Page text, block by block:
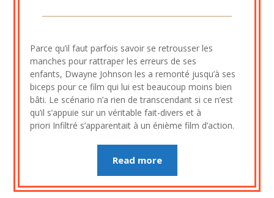
17
juillet
2023
Parce qu’il faut parfois savoir se retrousser les
manches pour rattraper les erreurs de ses
enfants, Dwayne Johnson les a remonté jusqu’à ses
biceps pour ce film qui lui est beaucoup moins bien
bâti. Le scénario n’a rien de transcendant si ce n’est
qu’il s’appuie sur un véritable fait-divers et à
priori Infiltré s’apparentait à un énième film d’action.
Read more